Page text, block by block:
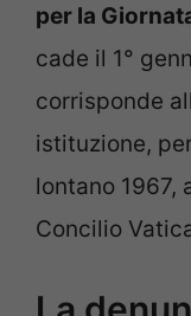
per la
cade il 1°
corrisponde
istituzione,
lontano 1967,
Concilio